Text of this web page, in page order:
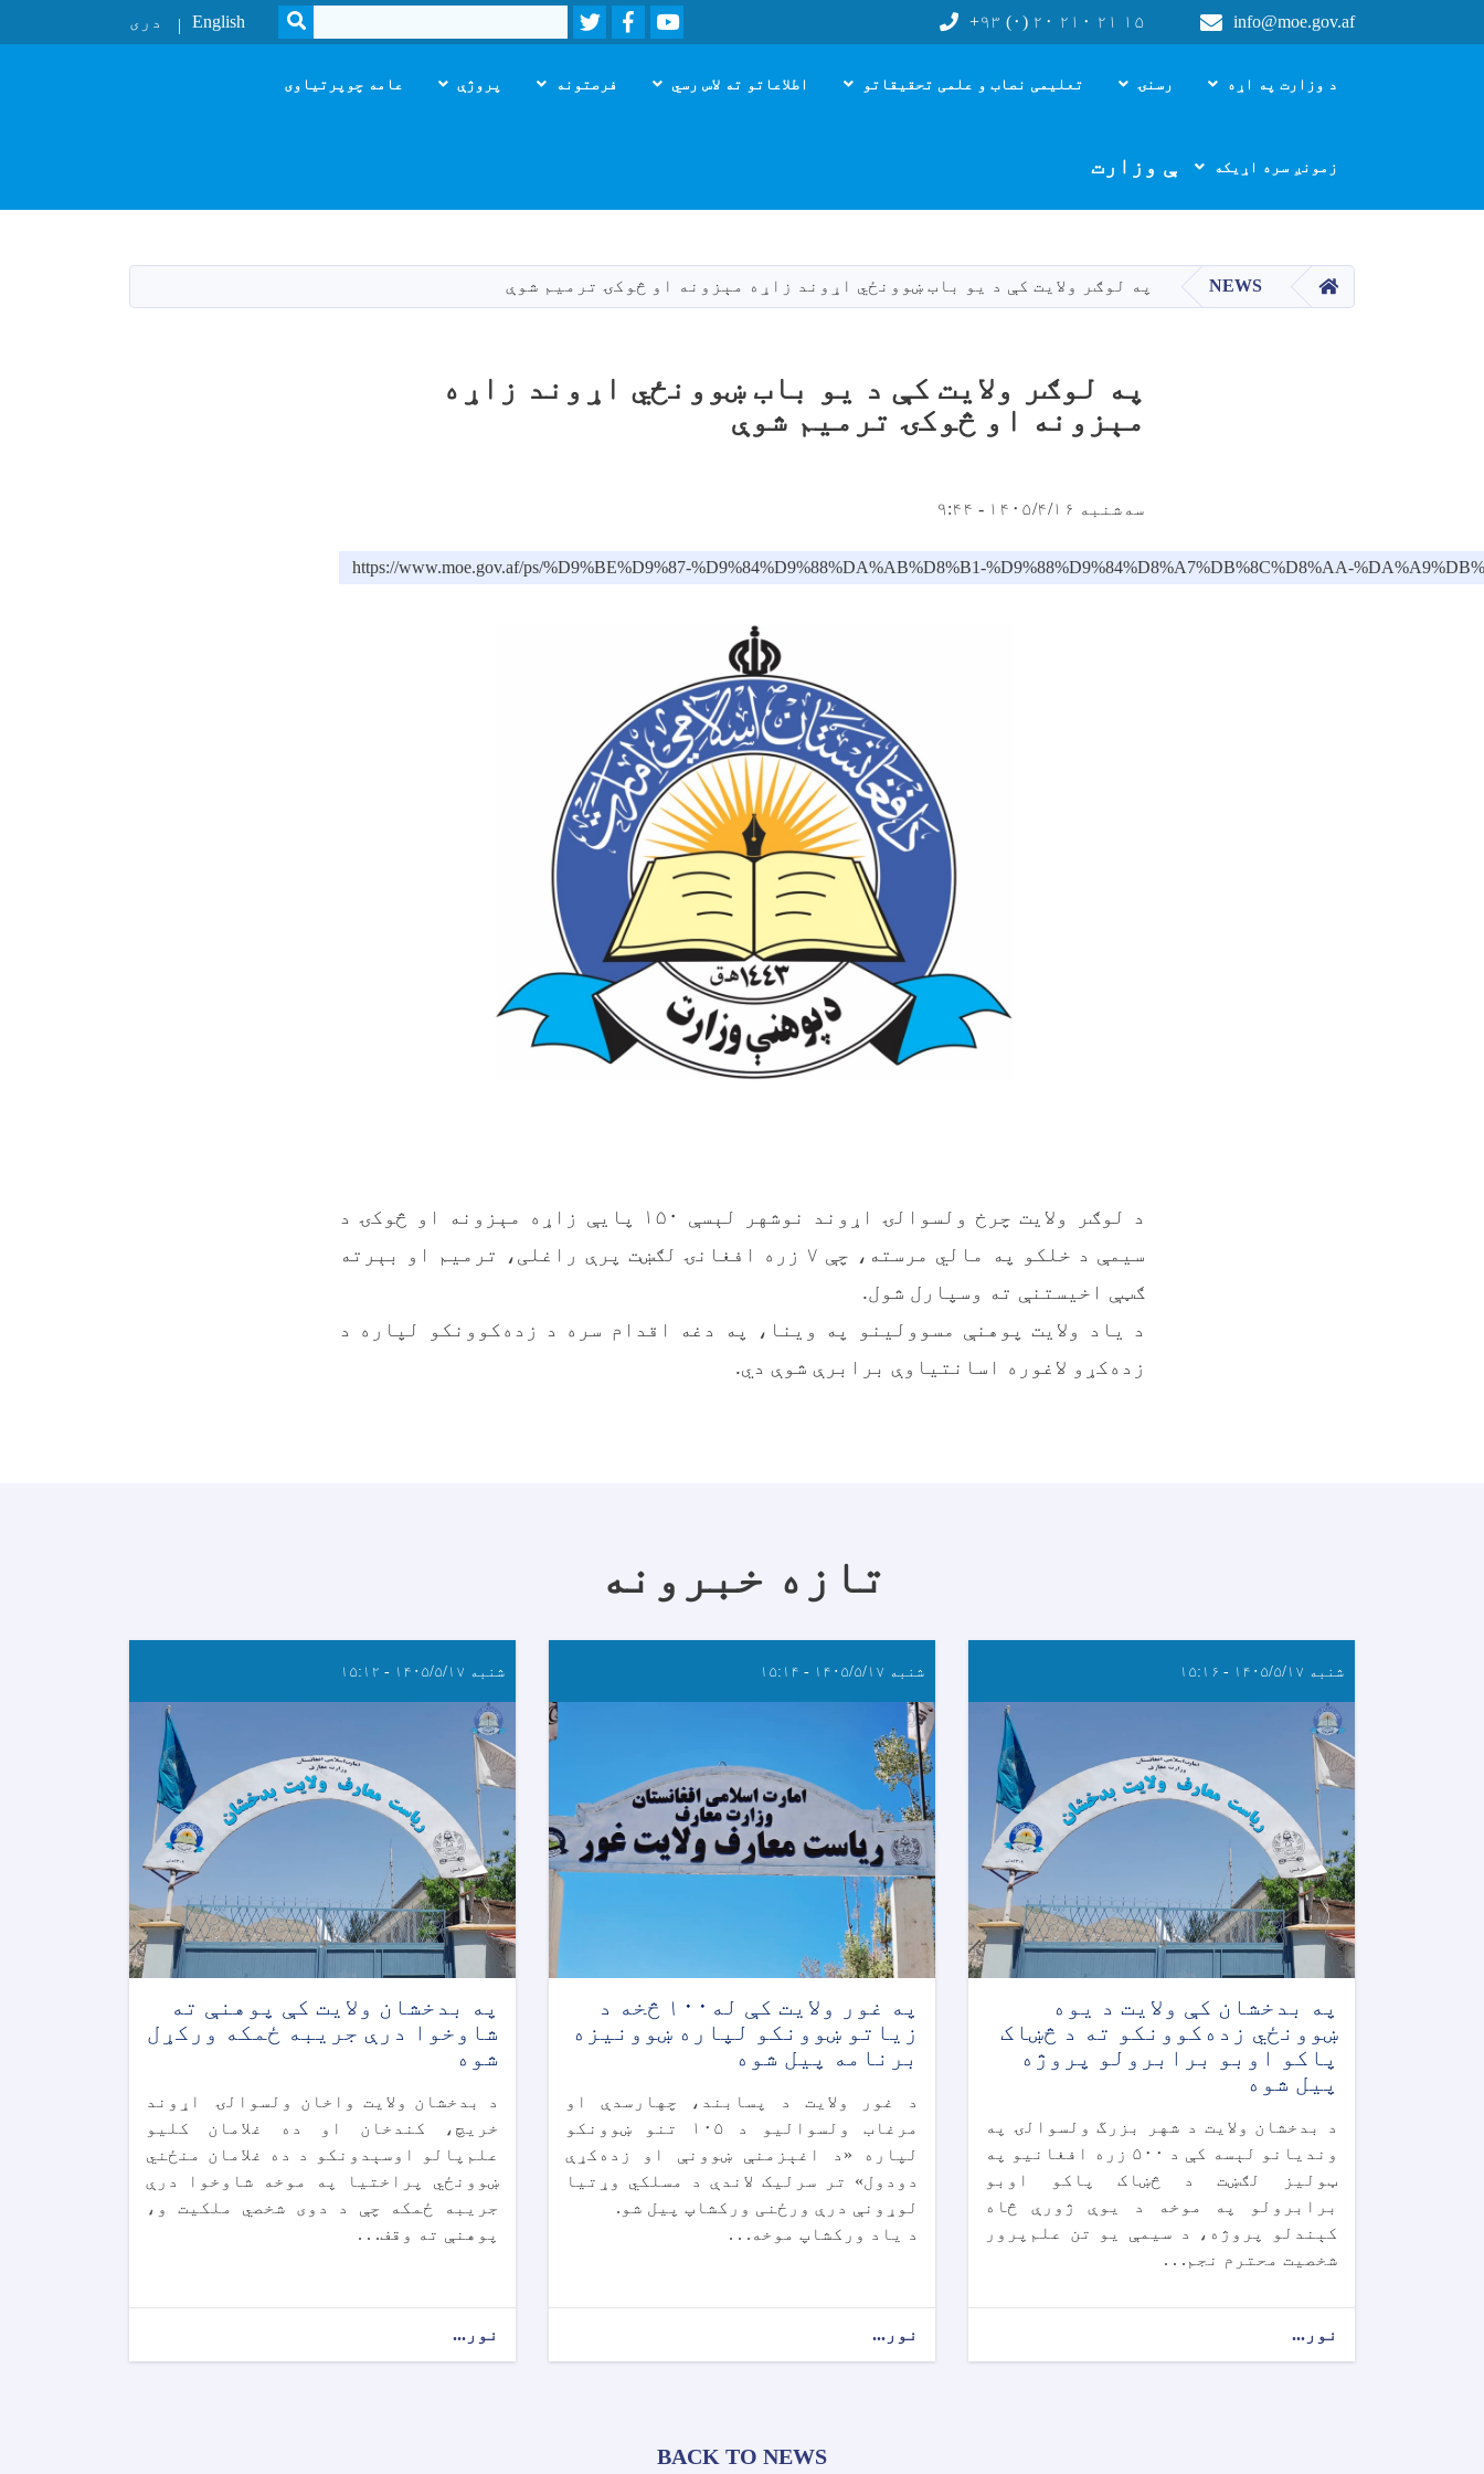
info@moe.gov.af +۹۳ (۰) ۲۰ ۲۱۰ ۲۱ ۱۵ Youtube
Facebook
Twitter
Search
SEARCH
English دری
د پوهنې وزارت
د وزارت په اړه رسنۍ تعلیمی نصاب و علمی تحقیقاتو اطلاعاتو ته لاس رسي فرصتونه پروژې عامه چوپرتیاوی
زمونږ سره اړیکه
HOME
NEWS په لوګر ولایت کې د یو باب ښوونځي اړوند زاړه مېزونه او څوکۍ ترمیم شوې
په لوګر ولایت کې د یو باب ښوونځي اړوند زاړه
مېزونه او څوکۍ ترمیم شوې
سه‌شنبه ۱۴۰۵/۴/۱۶ - ۹:۴۴
https://www.moe.gov.af/ps/%D9%BE%D9%87-%D9%84%D9%88%DA%AB%D8%B1-%D9%88%D9%84%D8%A7%DB%8C%D8%AA-
د لوګر ولایت چرخ ولسوالۍ اړوند نوشهر لېسې ۱۵۰ پایې زاړه مېزونه او څوکۍ د
سیمې د خلکو په مالي مرسته، چې ۷ زره افغانۍ لګښت پرې راغلی، ترمیم او بېرته
ګټې اخیستنې ته وسپارل شول.
د یاد ولایت پوهنې مسوولینو په وینا، په دغه اقدام سره د زده‌کوونکو لپاره د
زده‌کړو لاغوره اسانتیاوې برابرې شوې دي.
تازه خبرونه
شنبه ۱۴۰۵/۵/۱۷ - ۱۵:۱۶
په بدخشان کې ولایت د یوه
ښوونځي زده‌کوونکو ته د څښاک
پاکو اوبو برابرولو پروژه
پیل شوه
د بدخشان ولایت د شهر بزرگ ولسوالۍ په
وندیانو لېسه کې د ۵۰۰ زره افغانیو په
ټولیز لګښت د څښاک پاکو اوبو
برابرولو په موخه د یوې ژورې څاه
کېندلو پروژه، د سیمې یو تن علم‌پرور
شخصیت محترم نجم. . .
نور...
شنبه ۱۴۰۵/۵/۱۷ - ۱۵:۱۴
په غور ولایت کې له۱۰۰ څخه د
زیاتو ښوونکو لپاره ښوونیزه
برنامه پیل شوه
د غور ولایت د پسابند، چهارسدې او
مرغاب ولسوالیو د ۱۰۵ تنو ښوونکو
لپاره «د اغېزمنې ښوونې او زده‌کړې
دودول» تر سرلیک لاندې د مسلکي وړتیا
لوړونې درې ورځنی ورکشاپ پیل شو.
د یاد ورکشاپ موخه. . .
نور...
شنبه ۱۴۰۵/۵/۱۷ - ۱۵:۱۲
په بدخشان ولایت کې پوهنې ته
شاوخوا درې جریبه ځمکه ورکړل
شوه
د بدخشان ولایت واخان ولسوالۍ اړوند
خریچ، کندخان او ده غلامان کلیو
علم‌پالو اوسېدونکو د ده غلامان منځني
ښوونځي پراختیا په موخه شاوخوا درې
جریبه ځمکه چې د دوی شخصي ملکیت و،
پوهنې ته وقف. . .
نور...
BACK TO NEWS